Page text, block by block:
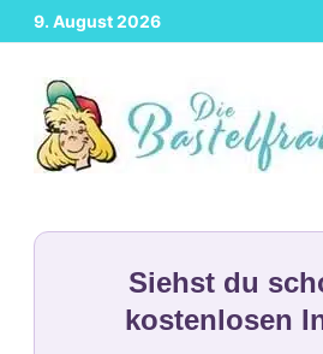
Zurück
zum
Inhalt
9. August 2026
Siehst du
kostenlosen